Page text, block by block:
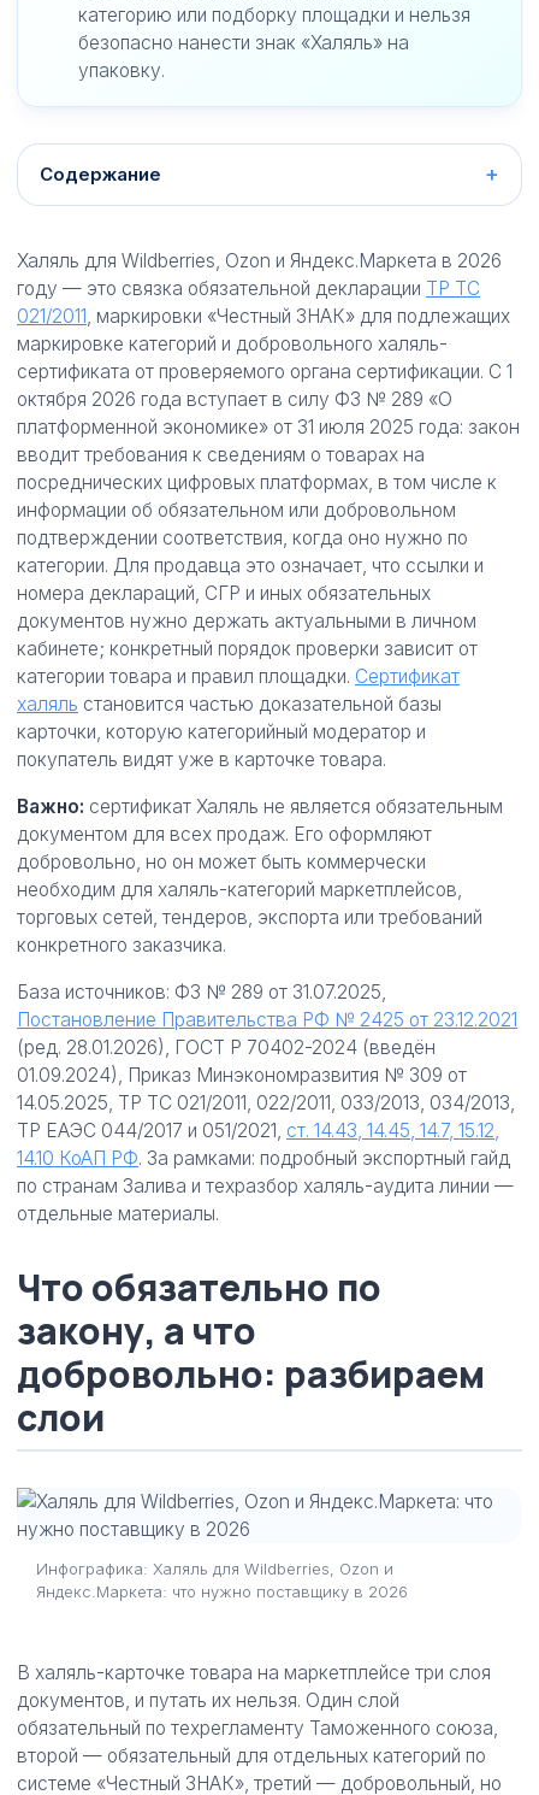
категорию или подборку площадки и нельзя
безопасно нанести знак «Халяль» на
упаковку.
Содержание
Халяль для Wildberries, Ozon и Яндекс.Маркета в 2026
году — это связка обязательной декларации ТР ТС
021/2011, маркировки «Честный ЗНАК» для подлежащих
маркировке категорий и добровольного халяль-
сертификата от проверяемого органа сертификации. С 1
октября 2026 года вступает в силу ФЗ № 289 «О
платформенной экономике» от 31 июля 2025 года: закон
вводит требования к сведениям о товарах на
посреднических цифровых платформах, в том числе к
информации об обязательном или добровольном
подтверждении соответствия, когда оно нужно по
категории. Для продавца это означает, что ссылки и
номера деклараций, СГР и иных обязательных
документов нужно держать актуальными в личном
кабинете; конкретный порядок проверки зависит от
категории товара и правил площадки. Сертификат
халяль становится частью доказательной базы
карточки, которую категорийный модератор и
покупатель видят уже в карточке товара.
Важно: сертификат Халяль не является обязательным
документом для всех продаж. Его оформляют
добровольно, но он может быть коммерчески
необходим для халяль-категорий маркетплейсов,
торговых сетей, тендеров, экспорта или требований
конкретного заказчика.
База источников: ФЗ № 289 от 31.07.2025,
Постановление Правительства РФ № 2425 от 23.12.2021
(ред. 28.01.2026), ГОСТ Р 70402-2024 (введён
01.09.2024), Приказ Минэкономразвития № 309 от
14.05.2025, ТР ТС 021/2011, 022/2011, 033/2013, 034/2013,
ТР ЕАЭС 044/2017 и 051/2021, ст. 14.43, 14.45, 14.7, 15.12,
14.10 КоАП РФ. За рамками: подробный экспортный гайд
по странам Залива и техразбор халяль-аудита линии —
отдельные материалы.
Что обязательно по
закону, а что
добровольно: разбираем
слои
Инфографика: Халяль для Wildberries, Ozon и
Яндекс.Маркета: что нужно поставщику в 2026
В халяль-карточке товара на маркетплейсе три слоя
документов, и путать их нельзя. Один слой
обязательный по техрегламенту Таможенного союза,
второй — обязательный для отдельных категорий по
системе «Честный ЗНАК», третий — добровольный, но